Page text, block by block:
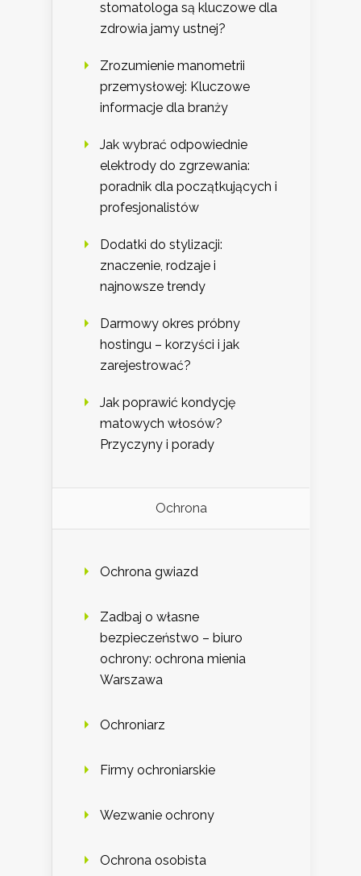
stomatologa są kluczowe dla
zdrowia jamy ustnej?
Zrozumienie manometrii
przemysłowej: Kluczowe
informacje dla branży
Jak wybrać odpowiednie
elektrody do zgrzewania:
poradnik dla początkujących i
profesjonalistów
Dodatki do stylizacji:
znaczenie, rodzaje i
najnowsze trendy
Darmowy okres próbny
hostingu – korzyści i jak
zarejestrować?
Jak poprawić kondycję
matowych włosów?
Przyczyny i porady
Ochrona
Ochrona gwiazd
Zadbaj o własne
bezpieczeństwo – biuro
ochrony: ochrona mienia
Warszawa
Ochroniarz
Firmy ochroniarskie
Wezwanie ochrony
Ochrona osobista